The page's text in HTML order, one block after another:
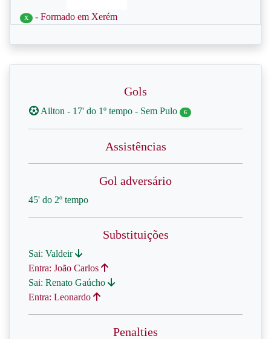
X - Formado em Xerém
Gols
Ailton - 17' do 1º tempo - Sem Pulo 6
Assistências
Gol adversário
45' do 2º tempo
Substituições
Sai: Valdeir
Entra: João Carlos
Sai: Renato Gaúcho
Entra: Leonardo
Penalties